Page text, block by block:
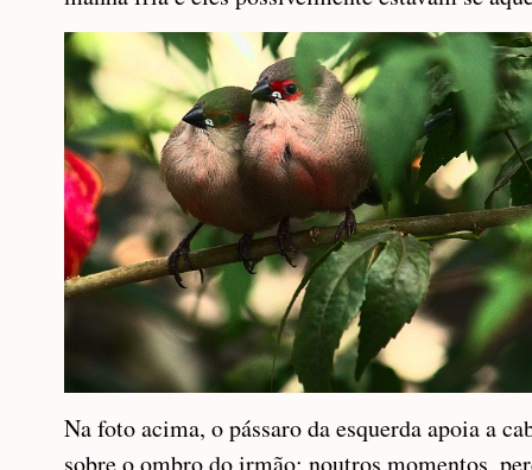
Na foto acima, o pássaro da esquerda apoia a